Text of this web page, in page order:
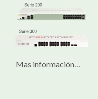
Mas información…